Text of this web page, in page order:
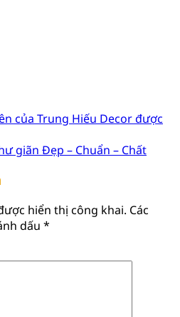
của Trung Hiếu Decor được
giãn Đẹp – Chuẩn – Chất
hiển thị công khai. Các
dấu *